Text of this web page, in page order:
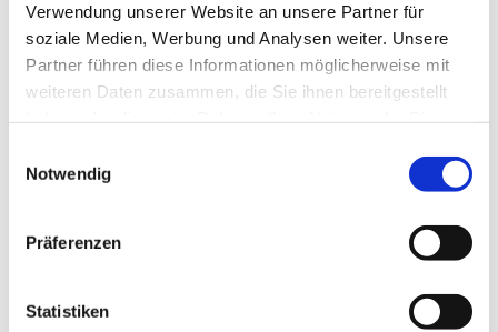
Verwendung unserer Website an unsere Partner für
soziale Medien, Werbung und Analysen weiter. Unsere
Partner führen diese Informationen möglicherweise mit
weiteren Daten zusammen, die Sie ihnen bereitgestellt
Notwendig
Präferenzen
Statistiken
Dies könnte Sie auch interessieren